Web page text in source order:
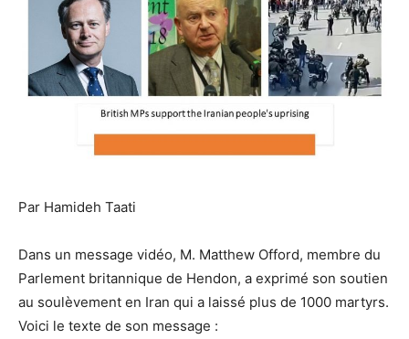
Par Hamideh Taati
Dans un message vidéo, M. Matthew Offord, membre du
Parlement britannique de Hendon, a exprimé son soutien
au soulèvement en Iran qui a laissé plus de 1000 martyrs.
Voici le texte de son message :